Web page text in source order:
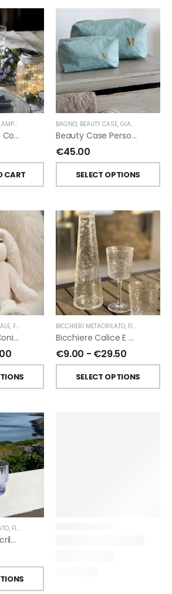
ELEMENTI LUMINOSI LAMPADE E LED NATALE,FIORIRA' UN GIARDINO
Barattolo Vetro Con Corda Energia Solare Esterno D11 H15.6 Cm
CART
BAGNO, BEAUTY CASE, GIARDINO SEGRETO
Beauty Case Personalizzati In Lino Resinato Antimacchia Giardino Segreto
€45.00
SELECT OPTIONS
,CHIARA FIRENZE
, FIORIRA' UN GIARDINO
Bianconiglio Il Coniglio Dalle Lunghe Orecchie H50 Cm Di Fiorirà Un Giardino
BICCHIERI METACRILATO, FIORIRA' UN GIARDINO
Bicchiere Calice E Bottiglia Metacrilati Effetto Martellato Trasparente Di Fiorirà Un Giardino
€9.00 - €29.50
SELECT OPTIONS
, FIORIRA' UN GIARDINO
Bicchiere Metacrilato Righe Impilabile Di Fiorirà Un Giardino